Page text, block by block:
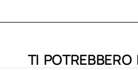
TI POTREBBERO